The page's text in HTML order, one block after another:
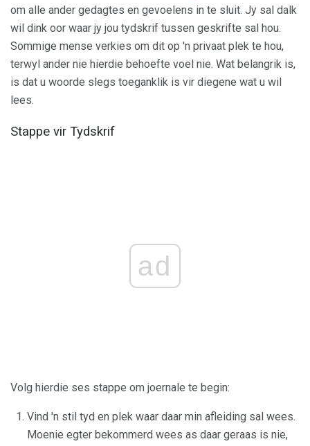
om alle ander gedagtes en gevoelens in te sluit. Jy sal dalk
wil dink oor waar jy jou tydskrif tussen geskrifte sal hou.
Sommige mense verkies om dit op 'n privaat plek te hou,
terwyl ander nie hierdie behoefte voel nie. Wat belangrik is,
is dat u woorde slegs toeganklik is vir diegene wat u wil
lees.
Stappe vir Tydskrif
ad
Volg hierdie ses stappe om joernale te begin:
Vind 'n stil tyd en plek waar daar min afleiding sal wees.
Moenie egter bekommerd wees as daar geraas is nie,